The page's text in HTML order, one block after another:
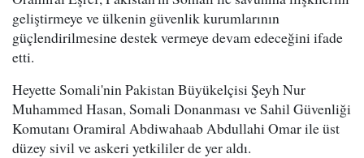
geliştirmeye ve ülkenin güvenlik kurumlarının
güçlendirilmesine destek vermeye devam edeceğini ifade
etti.
Heyette Somali'nin Pakistan Büyükelçisi Şeyh Nur
Muhammed Hasan, Somali Donanması ve Sahil Güvenliği
Komutanı Oramiral Abdiwahaab Abdullahi Omar ile üst
düzey sivil ve askeri yetkililer de yer aldı.